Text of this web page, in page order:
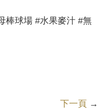
棒球場 #水果麥汁 #無
下一頁→